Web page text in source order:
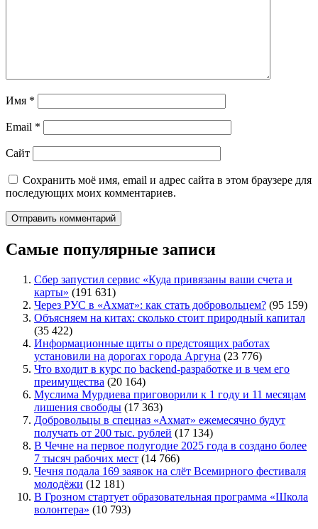
Имя *
Email *
Сайт
Сохранить моё имя, email и адрес сайта в этом браузере для
последующих моих комментариев.
Самые популярные записи
Сбер запустил сервис «Куда привязаны ваши счета и
карты» (191 631)
Через РУС в «Ахмат»: как стать добровольцем? (95 159)
Объясняем на китах: сколько стоит природный капитал
(35 422)
Информационные щиты о предстоящих работах
установили на дорогах города Аргуна (23 776)
Что входит в курс по backend-разработке и в чем его
преимущества (20 164)
Муслима Мурдиева приговорили к 1 году и 11 месяцам
лишения свободы (17 363)
Добровольцы в спецназ «Ахмат» ежемесячно будут
получать от 200 тыс. рублей (17 134)
В Чечне на первое полугодие 2025 года в создано более
7 тысяч рабочих мест (14 766)
Чечня подала 169 заявок на слёт Всемирного фестиваля
молодёжи (12 181)
В Грозном стартует образовательная программа «Школа
волонтера» (10 793)